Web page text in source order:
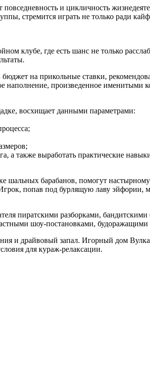
и цикличность
стремится играть не только ради
клубе, где есть шанс не только
на прикольные ставки,
наполнение, произведенное именитыми
восхищает данными параметрами:
а также выработать практические
шальных барабанов, помогут
попав под бурлящую лаву
пиратскими разборками,
шоу-постановками, будоражащими
и драйвовый запал. Игорный дом
для кураж-релаксации.